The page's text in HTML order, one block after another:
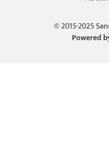
© 2015-2025
Powered